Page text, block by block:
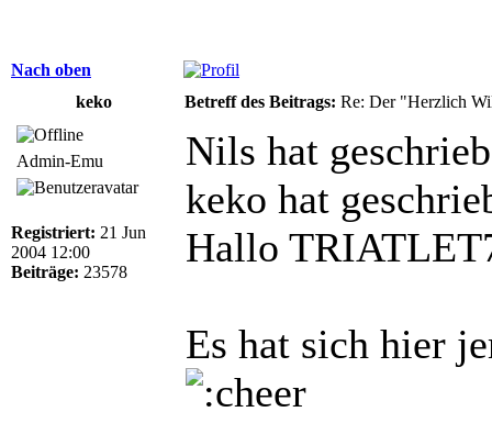
Nach oben
keko
Betreff des Beitrags: Re: Der "Herzlich
Admin-Emu
Registriert: 21 Jun
2004 12:00
Beiträge: 23578
Nils hat
keko hat
Hallo
Es hat sich hier